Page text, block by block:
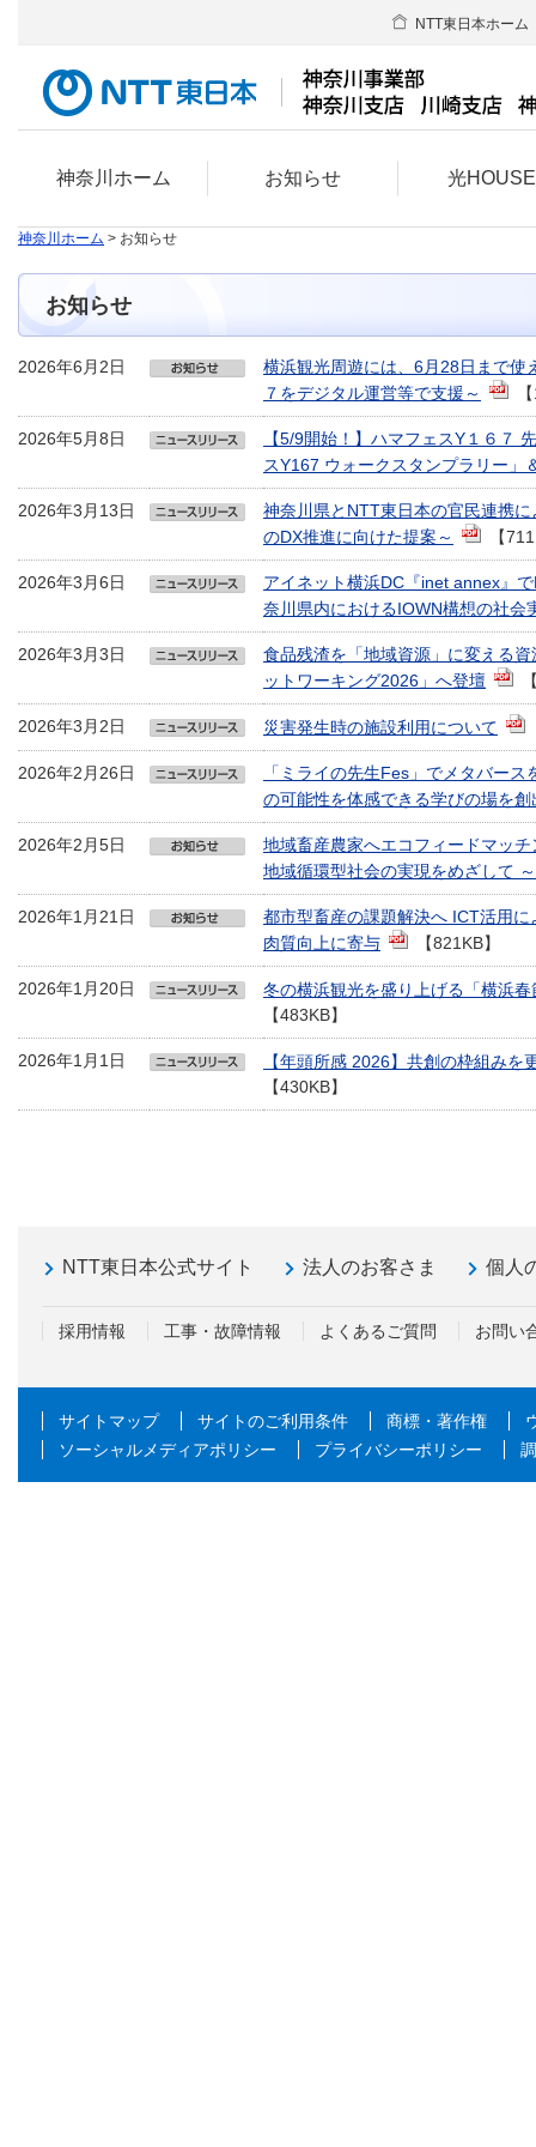
神奈川ホーム お知らせ 光HOUSE
NTT東日本ホーム
神奈川ホーム > お知らせ
お知らせ
2026年6月2日
横浜観光周遊には、6月28日まで使
７をデジタル運営等で支援～
2026年5月8日
【5/9開始！】ハマフェスY１６７
スY167 ウォークスタンプラリー」
2026年3月13日
神奈川県とNTT東日本の官民連携
のDX推進に向けた提案～
【
2026年3月6日
アイネット横浜DC『inet annex』
奈川県内におけるIOWN構想の社会
2026年3月3日
食品残渣を「地域資源」に変える
ットワーキング2026」へ登壇
2026年3月2日 災害発生時の施設利用について
2026年2月26日
「ミライの先生Fes」でメタバー
の可能性を体感できる学びの場を創
2026年2月5日
地域畜産農家へエコフィードマッ
地域循環型社会の実現をめざして ～
2026年1月21日
都市型畜産の課題解決へ ICT活用
肉質向上に寄与
【821KB】
2026年1月20日
冬の横浜観光を盛り上げる「横浜
【483KB】
2026年1月1日
【年頭所感 2026】共創の枠組み
【430KB】
NTT東日本公式サイト 法人のお客さま 個人
採用情報 工事・故障情報 よくあるご質問 お問い
サイトマップ サイトのご利用条件 商標・著作権
ソーシャルメディアポリシー
プライバシーポリシー